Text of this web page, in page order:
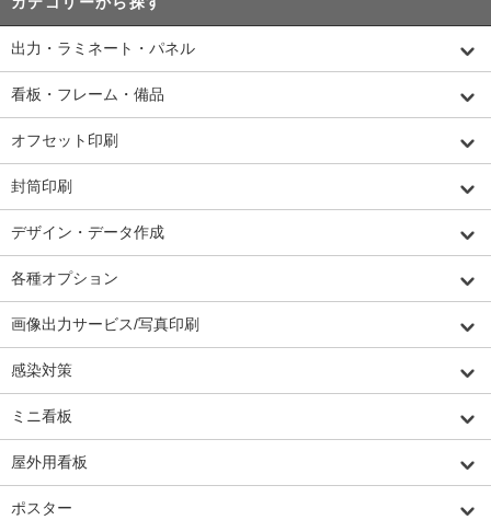
出力・ラミネート・パネル
看板・フレーム・備品
オフセット印刷
封筒印刷
デザイン・データ作成
各種オプション
画像出力サービス/写真印刷
感染対策
ミニ看板
屋外用看板
ポスター